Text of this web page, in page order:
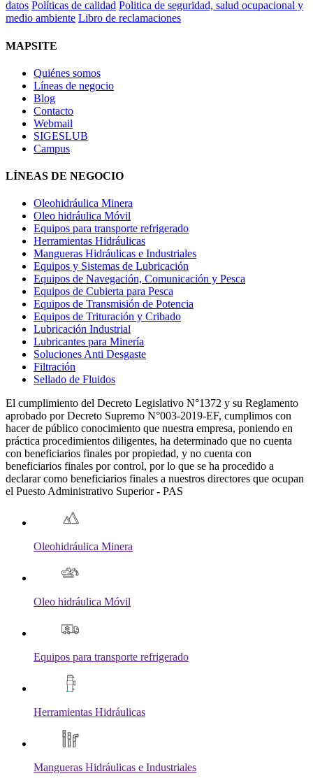
datos Políticas de calidad Politica de seguridad, salud ocupacional y
medio ambiente Libro de reclamaciones
MAPSITE
Quiénes somos
Líneas de negocio
Blog
Contacto
Webmail
SIGESLUB
Campus
LÍNEAS DE NEGOCIO
Oleohidráulica Minera
Oleo hidráulica Móvil
Equipos para transporte refrigerado
Herramientas Hidráulicas
Mangueras Hidráulicas e Industriales
Equipos y Sistemas de Lubricación
Equipos de Navegación, Comunicación y Pesca
Equipos de Cubierta para Pesca
Equipos de Transmisión de Potencia
Equipos de Trituración y Cribado
Lubricación Industrial
Lubricantes para Minería
Soluciones Anti Desgaste
Filtración
Sellado de Fluidos
El cumplimiento del Decreto Legislativo N°1372 y su Reglamento
aprobado por Decreto Supremo N°003-2019-EF, cumplimos con
hacer de público conocimiento que nuestra empresa, poniendo en
práctica procedimientos diligentes, ha determinado que no cuenta
con beneficiarios finales por propiedad, y no cuenta con
beneficiarios finales por control, por lo que se ha procedido a
declarar como beneficiarios finales a nuestros directores que ocupan
el Puesto Administrativo Superior - PAS
Oleohidráulica Minera
Oleo hidráulica Móvil
Equipos para transporte refrigerado
Herramientas Hidráulicas
Mangueras Hidráulicas e Industriales